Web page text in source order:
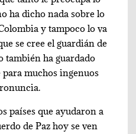
ha dicho nada sobre lo
y tampoco lo va
se cree el guardián de
también ha guardado
muchos ingenuos
países que ayudaron a
de Paz hoy se ven